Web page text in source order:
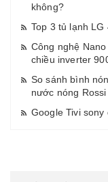
không?
Top 3 tủ lạnh
Công nghệ
chiều inverter
So sánh bình
nước nóng Rossi
Google Tivi